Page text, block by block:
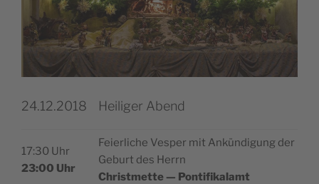
24.12.2018 Heiliger Abend
17:30 Uhr
23:00 Uhr
Feier­li­che Vesper mit Ankün­di­gung der
Geburt des Herrn
Christ­met­te — Pontifikalamt